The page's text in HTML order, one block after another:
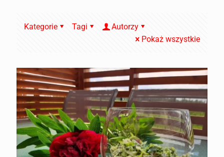
Kategorie Tagi
Autorzy
Pokaż wszystkie